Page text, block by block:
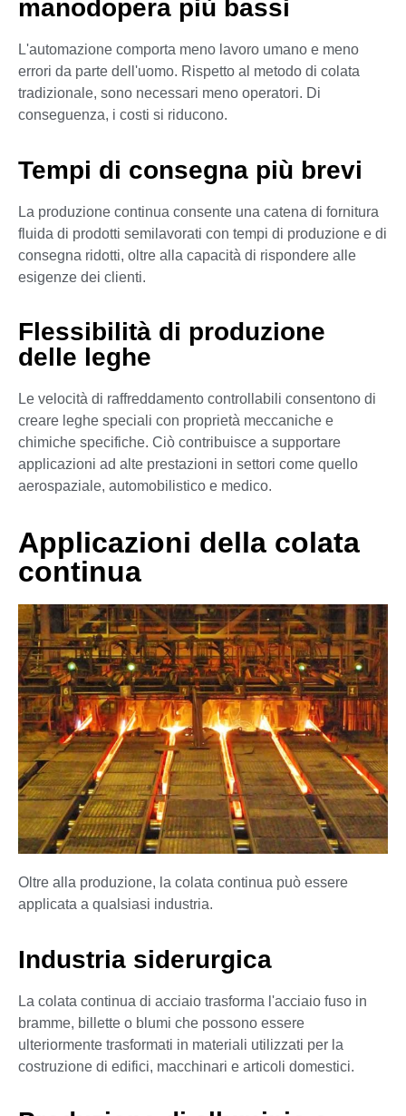
manodopera più bassi
L'automazione comporta meno lavoro umano e meno
errori da parte dell'uomo. Rispetto al metodo di colata
tradizionale, sono necessari meno operatori. Di
conseguenza, i costi si riducono.
Tempi di consegna più brevi
La produzione continua consente una catena di fornitura
fluida di prodotti semilavorati con tempi di produzione e di
consegna ridotti, oltre alla capacità di rispondere alle
esigenze dei clienti.
Flessibilità di produzione
delle leghe
Le velocità di raffreddamento controllabili consentono di
creare leghe speciali con proprietà meccaniche e
chimiche specifiche. Ciò contribuisce a supportare
applicazioni ad alte prestazioni in settori come quello
aerospaziale, automobilistico e medico.
Applicazioni della colata
continua
Oltre alla produzione, la colata continua può essere
applicata a qualsiasi industria.
Industria siderurgica
La colata continua di acciaio trasforma l'acciaio fuso in
bramme, billette o blumi che possono essere
ulteriormente trasformati in materiali utilizzati per la
costruzione di edifici, macchinari e articoli domestici.